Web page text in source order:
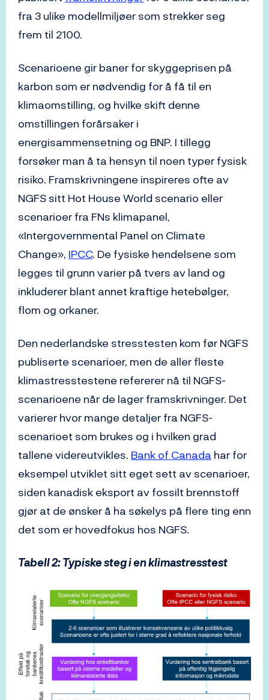
fra 3 ulike modellmiljøer som strekker seg
frem til 2100.
Scenarioene gir baner for skyggeprisen på
karbon som er nødvendig for å få til en
klimaomstilling, og hvilke skift denne
omstillingen forårsaker i
energisammensetning og BNP. I tillegg
forsøker man å ta hensyn til noen typer fysisk
risiko. Framskrivningene inspireres ofte av
NGFS sitt Hot House World scenario eller
scenarioer fra FNs klimapanel,
«Intergovernmental Panel on Climate
Change», IPCC. De fysiske hendelsene som
legges til grunn varier på tvers av land og
inkluderer blant annet kraftige hetebølger,
flom og orkaner.
Den nederlandske stresstesten kom før NGFS
publiserte scenarioer, men de aller fleste
klimastresstestene refererer nå til NGFS-
scenarioene når de lager framskrivninger. Det
varierer hvor mange detaljer fra NGFS-
scenarioet som brukes og i hvilken grad
tallene videreutvikles. Bank of Canada har for
eksempel utviklet sitt eget sett av scenarioer,
siden kanadisk eksport av fossilt brennstoff
gjør at de ønsker å ha søkelys på flere ting enn
det som er hovedfokus hos NGFS.
Tabell 2: Typiske steg i en klimastresstest